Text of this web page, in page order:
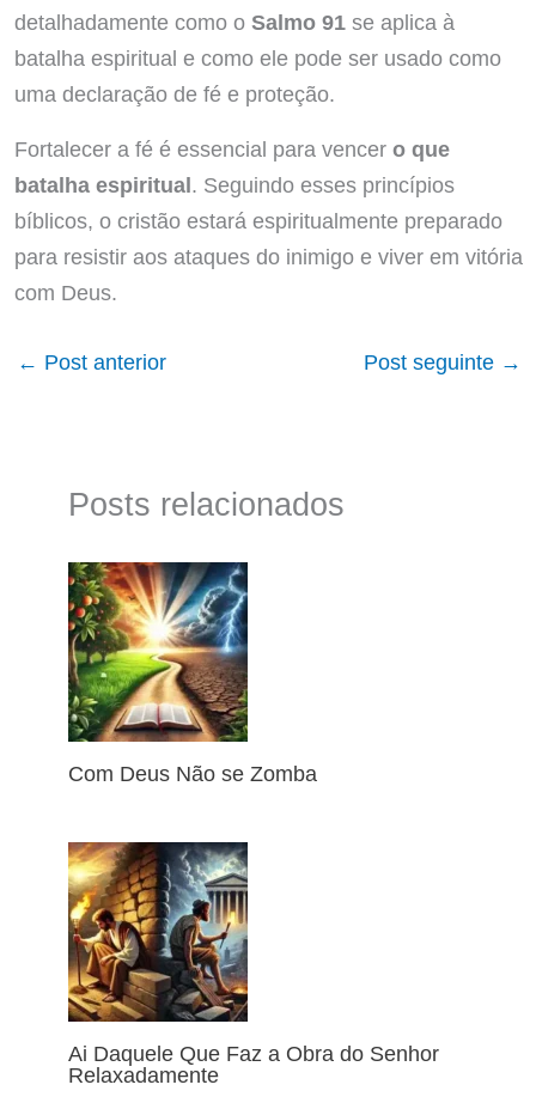
detalhadamente como o Salmo 91se aplica à
batalha espiritual e como ele pode ser usado como
uma declaração de fé e proteção.
Fortalecer a fé é essencial para vencer o que
batalha espiritual. Seguindo esses princípios
bíblicos, o cristão estará espiritualmente preparado
para resistir aos ataques do inimigo e viver em vitória
com Deus.
← Post anterior Post seguinte →
Posts relacionados
Com Deus Não se Zomba
Ai Daquele Que Faz a Obra do Senhor
Relaxadamente